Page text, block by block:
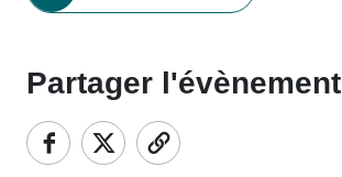
Partager l'évènement